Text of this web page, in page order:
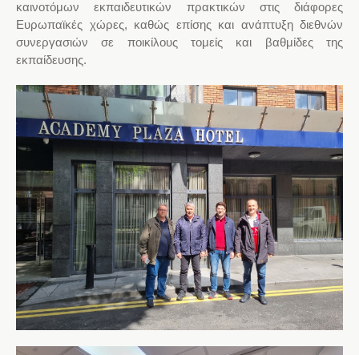
καινοτόμων εκπαιδευτικών πρακτικών στις διάφορες
Ευρωπαϊκές χώρες, καθώς επίσης και ανάπτυξη διεθνών
συνεργασιών σε ποικίλους τομείς και βαθμίδες της
εκπαίδευσης.